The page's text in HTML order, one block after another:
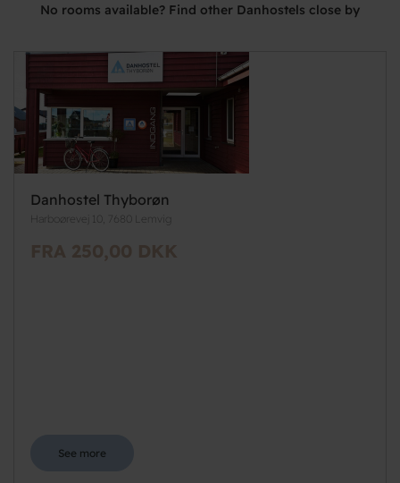
No rooms available? Find other Danhostels close by
Danhostel Thyborøn
Harboørevej 10, 7680 Lemvig
FRA 250,00 DKK
See more